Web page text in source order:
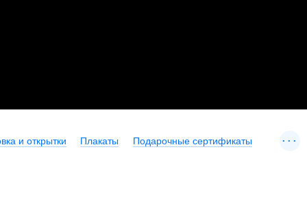
и открытки Плакаты Подарочные сертификаты ...